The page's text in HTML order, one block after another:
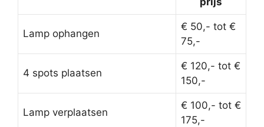
Lamp ophangen
€ 50,- tot €
75,-
4 spots plaatsen
€ 120,- tot €
150,-
Lamp verplaatsen
€ 100,- tot €
175,-